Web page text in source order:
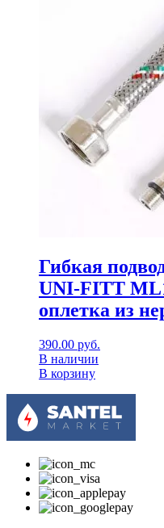
Гибкая
UNI-FITT
оплетка из
390.00 руб.
В наличии
В корзину